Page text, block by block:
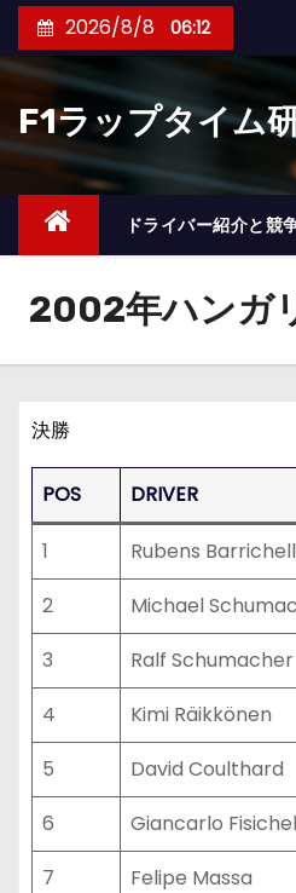
ン
ツ
キ
2026/8/8 06:12
F1ラップタイム
ドライバー紹介と競
2002年ハンガ
決勝
POS DRIVER
1 Rubens
2
Michael
3
Ralf Schumacher
4
Kimi Räikkönen
5
David Coulthard
6
Giancarlo
7
Felipe Massa